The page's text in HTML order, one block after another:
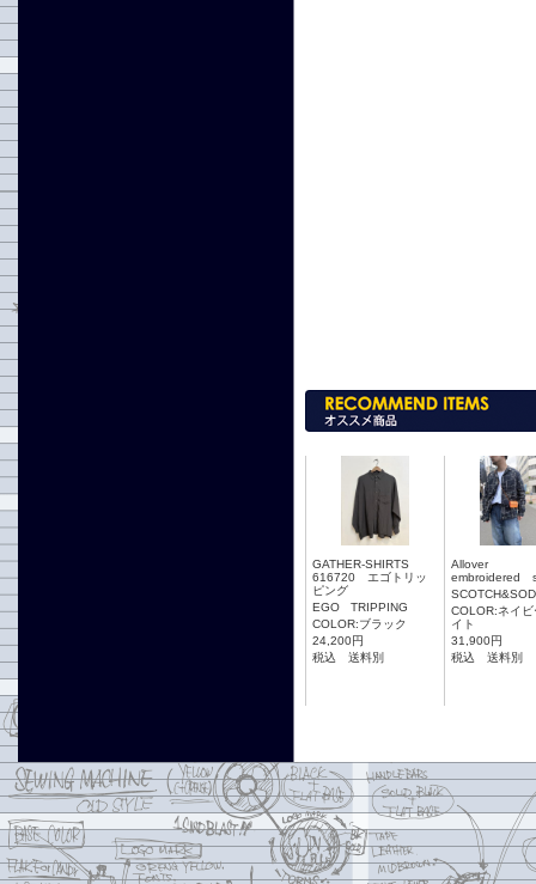
GATHER-SHIRTS
616720 エゴトリッ
ピング
EGO TRIPPING
COLOR:ブラック
24,200円
税込 送料別
Allover
embroidered
COLOR:ネイビ
イト
31,900円
税込 送料別